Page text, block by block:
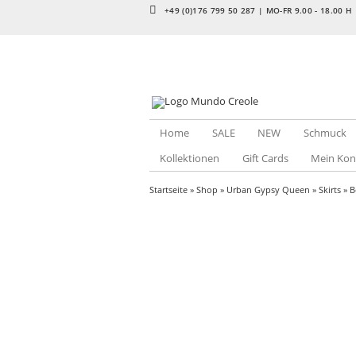
+49 (0)176 799 50 287 | MO-FR 9.00 - 18.00 H
Home SALE NEW
Schmuck
Kollektionen
Gift Cards Mein
Startseite » Shop » Urban Gypsy Queen » Skirts »